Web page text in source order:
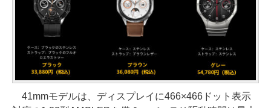
41mmモデルは、ディスプレイに466×466ドット表示